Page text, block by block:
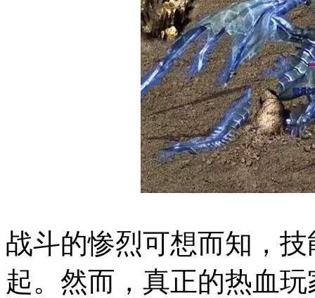
战斗的惨烈可想而知，
起。然而，真正的热血